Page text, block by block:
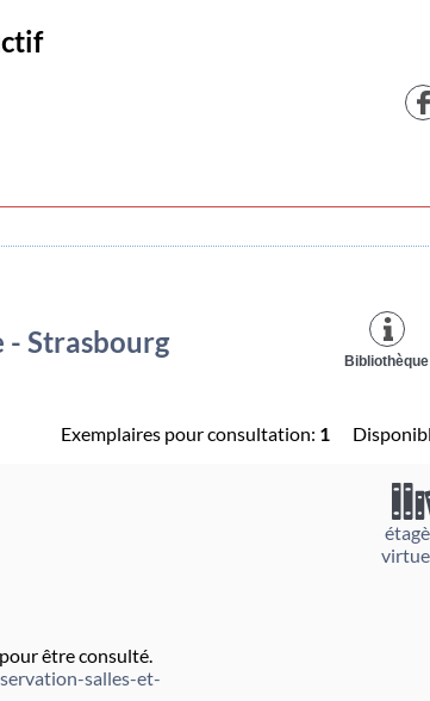
Strasbourg
Bibliothèque
Exemplaires pour consultation: 1
être consulté.
salles-et-